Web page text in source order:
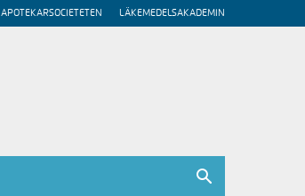
APOTEKARSOCIETETEN LÄKEMEDELSAKADEMIN